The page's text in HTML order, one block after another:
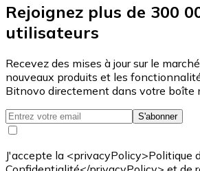
Rejoignez plus de 300
utilisateurs
Recevez des mises à jour sur le
nouveaux produits et les
Bitnovo directement dans votre boîte
S'abonner
J'accepte la <privacyPolicy>Politique